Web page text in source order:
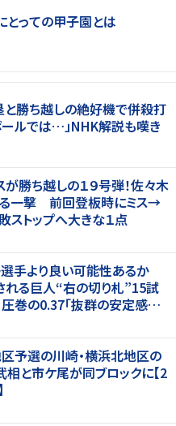
とっての甲子園とは
と勝ち越しの絶好機で併殺打
ールでは…」NHK解説も嘆き
勝ち越しの１９号弾！佐々木
一撃 前回登板時にミス→
トップへ大きな１点
選手より良い可能性あるか
れる巨人“右の切り札”15試
の0.37「抜群の安定感を
予選の川崎・横浜北地区の
と市ケ尾が同ブロックに【2